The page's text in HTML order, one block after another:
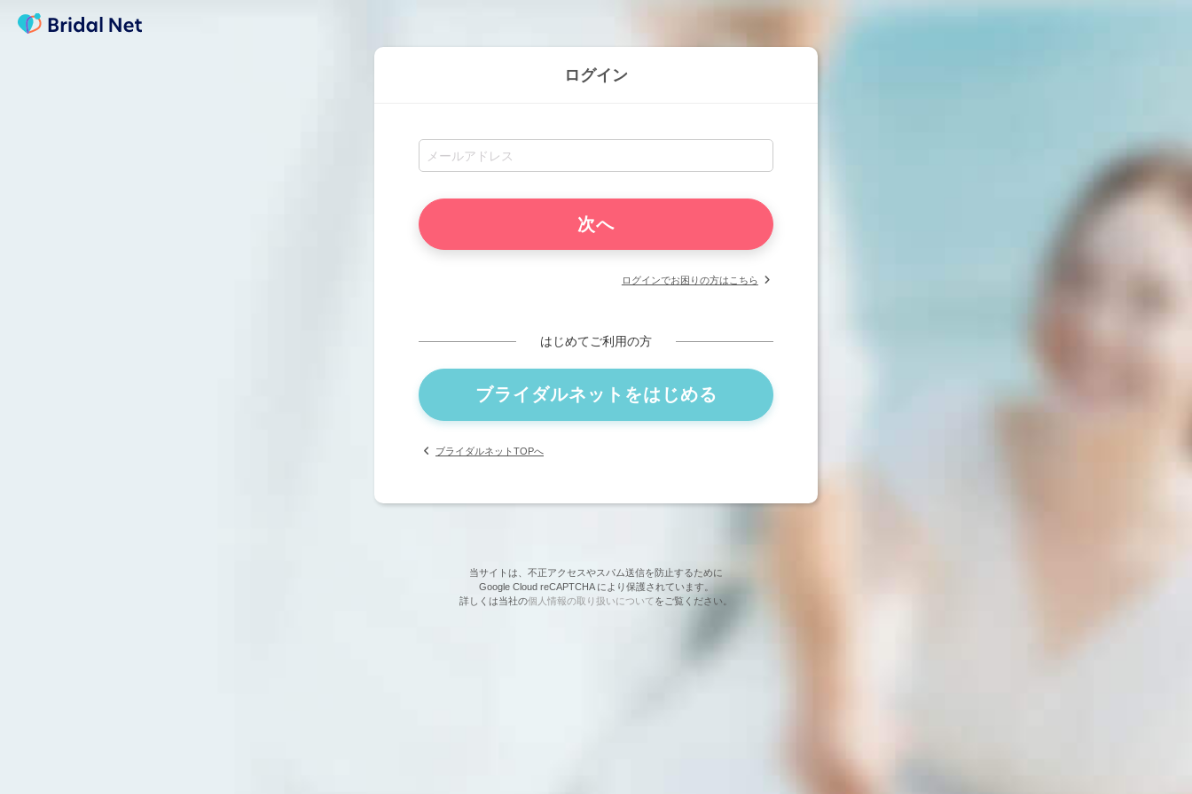
ログイン
ログインでお困りの方はこちら
はじめてご利用の方
ブライダルネットをはじめる
ブライダルネットTOPへ
当サイトは、不正アクセスやスパム送信を防止するために
Google Cloud reCAPTCHA により保護されています。
詳しくは当社の個人情報の取り扱いについてをご覧ください。